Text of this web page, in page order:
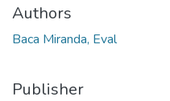
Authors
Baca Miranda, Eval
Publisher